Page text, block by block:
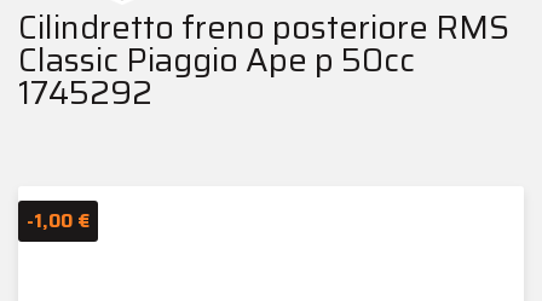
Cilindretto freno posteriore RMS
Classic Piaggio Ape p 50cc
1745292
-1,00 €